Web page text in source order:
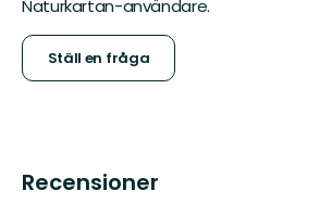
Naturkartan-användare.
Ställ en fråga
Recensioner